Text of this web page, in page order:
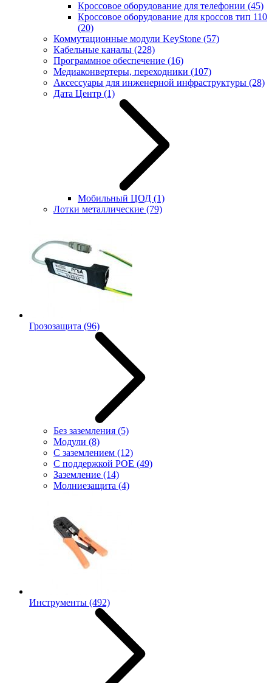
Кроссовое оборудование для телефонии (45)
Кроссовое оборудование для кроссов тип 110
(20)
Коммутационные модули KeyStone (57)
Кабельные каналы (228)
Программное обеспечение (16)
Медиаконвертеры, переходники (107)
Аксессуары для инженерной инфраструктуры (28)
Дата Центр (1)
Мобильный ЦОД (1)
Лотки металлические (79)
Грозозащита (96)
Без заземления (5)
Модули (8)
С заземлением (12)
С поддержкой POE (49)
Заземление (14)
Молниезащита (4)
Инструменты (492)